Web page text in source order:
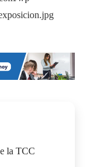
la TCC